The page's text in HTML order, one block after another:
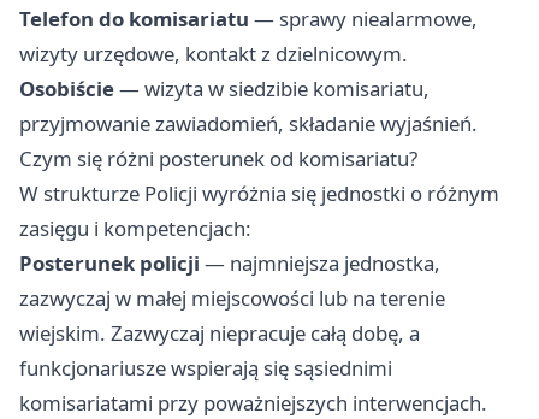
Telefon do komisariatu — sprawy niealarmowe,
wizyty urzędowe, kontakt z dzielnicowym.
Osobiście— wizyta w siedzibie komisariatu,
przyjmowanie zawiadomień, składanie wyjaśnień.
Czym się różni posterunek od komisariatu?
W strukturze Policji wyróżnia się jednostki o różnym
zasięgu i kompetencjach:
Posterunek policji — najmniejsza jednostka,
zazwyczaj w małej miejscowości lub na terenie
wiejskim. Zazwyczaj niepracuje całą dobę, a
funkcjonariusze wspierają się sąsiednimi
komisariatami przy poważniejszych interwencjach.